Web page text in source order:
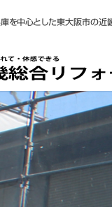
庫を中心とした東大阪市の近